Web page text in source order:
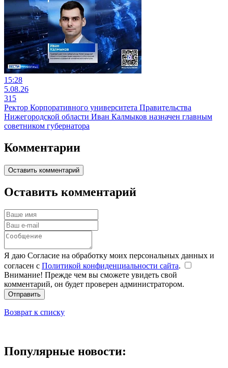
15:28
5.08.26
315
Ректор Корпоративного университета Правительства
Нижегородской области Иван Калмыков назначен главным
советником губернатора
Комментарии
Оставить комментарий
Оставить комментарий
Я даю Согласие на обработку моих персональных данных и
согласен с Политикой конфиденциальности сайта.
Внимание! Прежде чем вы сможете увидеть свой
комментарий, он будет проверен администратором.
Отправить
Возврат к списку
Популярные новости: